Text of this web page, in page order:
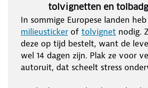
tolvignetten en
In sommige Europese landen
milieusticker of tolvignet nodig.
deze op tijd bestelt, want de
wel 14 dagen zijn. Plak ze voor
autoruit, dat scheelt stress